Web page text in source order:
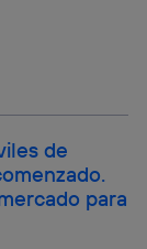
de
para